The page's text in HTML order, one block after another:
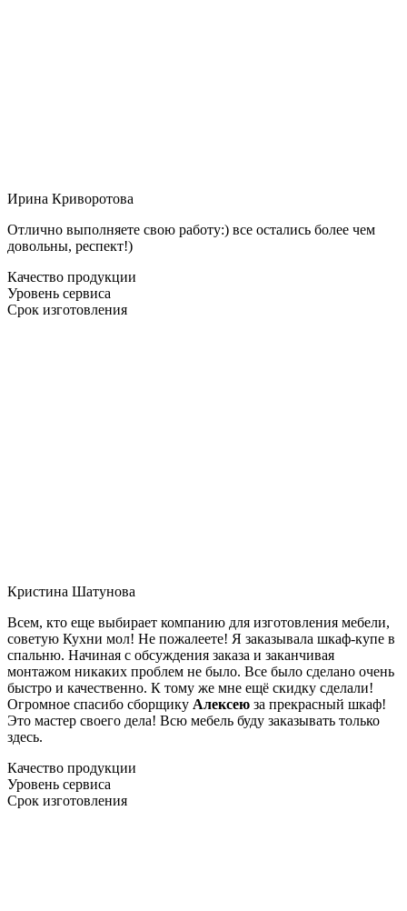
Ирина Криворотова
Отлично выполняете свою работу:) все остались более чем
довольны, респект!)
Качество продукции
Уровень сервиса
Срок изготовления
Кристина Шатунова
Всем, кто еще выбирает компанию для изготовления мебели,
советую Кухни мол! Не пожалеете! Я заказывала шкаф-купе в
спальню. Начиная с обсуждения заказа и заканчивая
монтажом никаких проблем не было. Все было сделано очень
быстро и качественно. К тому же мне ещё скидку сделали!
Огромное спасибо сборщику Алексею за прекрасный шкаф!
Это мастер своего дела! Всю мебель буду заказывать только
здесь.
Качество продукции
Уровень сервиса
Срок изготовления